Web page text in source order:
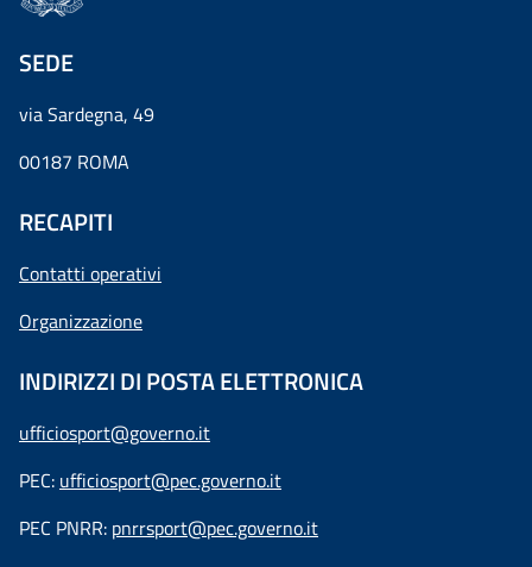
SEDE
via Sardegna, 49
00187 ROMA
RECAPITI
Contatti operativi
Organizzazione
INDIRIZZI DI POSTA ELETTRONICA
ufficiosport@governo.it
PEC: ufficiosport@pec.governo.it
PEC PNRR: pnrrsport@pec.governo.it